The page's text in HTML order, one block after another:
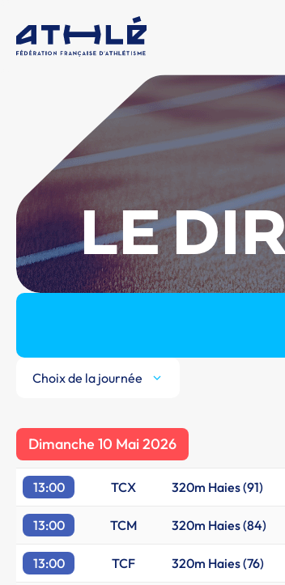
LE
Choix de la journée
Dimanche 10 Mai 2026
13:00 TCX 320m Haies (91)
13:00 TCM 320m Haies (84)
13:00 TCF 320m Haies (76)